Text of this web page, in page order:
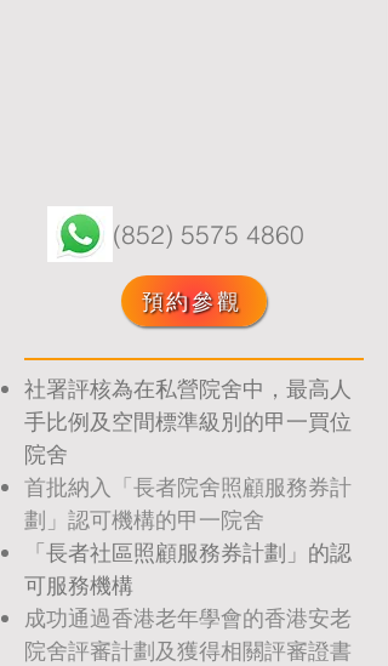
(852) 5575 4860
預約參觀
​社署評核為在私營院舍中，最高人
手比例及空間標準級別的甲一買位
院舍
首批納入「長者院舍照顧服務券計
劃」認可機構的甲一院舍
「長者社區照顧服務券計劃」的認
可服務機構
成功通過香港老年學會的香港安老
院舍評審計劃及獲得相關評審證書